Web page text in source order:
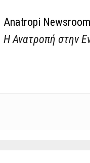
Anatropi Newsroom
Η Ανατροπή στην